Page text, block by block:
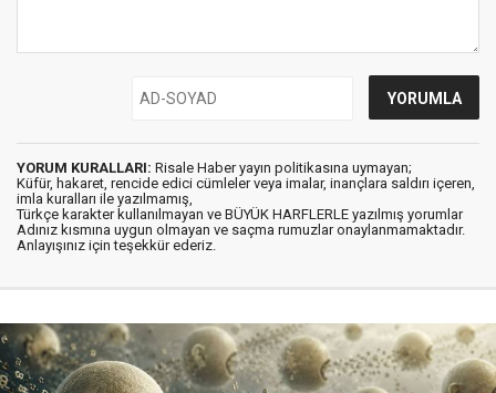
YORUM KURALLARI: Risale Haber yayın politikasına uymayan;
Küfür, hakaret, rencide edici cümleler veya imalar, inançlara saldırı içeren,
imla kuralları ile yazılmamış,
Türkçe karakter kullanılmayan ve BÜYÜK HARFLERLE yazılmış yorumlar
Adınız kısmına uygun olmayan ve saçma rumuzlar onaylanmamaktadır.
Anlayışınız için teşekkür ederiz.